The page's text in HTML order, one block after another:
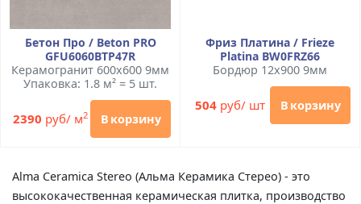
Бетон Про / Beton PRO
GFU6060BTP47R
Керамогранит 600x600 9мм
Упаковка: 1.8 м² = 5 шт.
2390 руб/ м2 В корзину
Фриз Платина / Frieze
Platina BW0FRZ66
Бордюр 12x900 9мм
504руб/ шт В корзину
Alma Ceramica Stereo (Альма Керамика Стерео) - это
высококачественная керамическая плитка, производство